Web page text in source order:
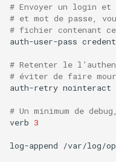
# Envoyer un login
# et mot de passe,
# fichier contenant
auth-user-pass
# Retenter le
# éviter de faire
auth-retry nointeract
# Un minimum de
verb 3
log-append /var/log/